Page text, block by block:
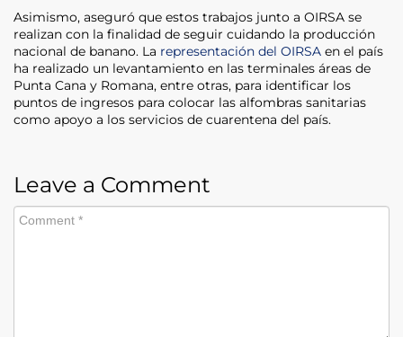
Asimismo, aseguró que estos trabajos junto a OIRSA se
realizan con la finalidad de seguir cuidando la producción
nacional de banano. La representación del OIRSA en el país
ha realizado un levantamiento en las terminales áreas de
Punta Cana y Romana, entre otras, para identificar los
puntos de ingresos para colocar las alfombras sanitarias
como apoyo a los servicios de cuarentena del país.
Leave a Comment